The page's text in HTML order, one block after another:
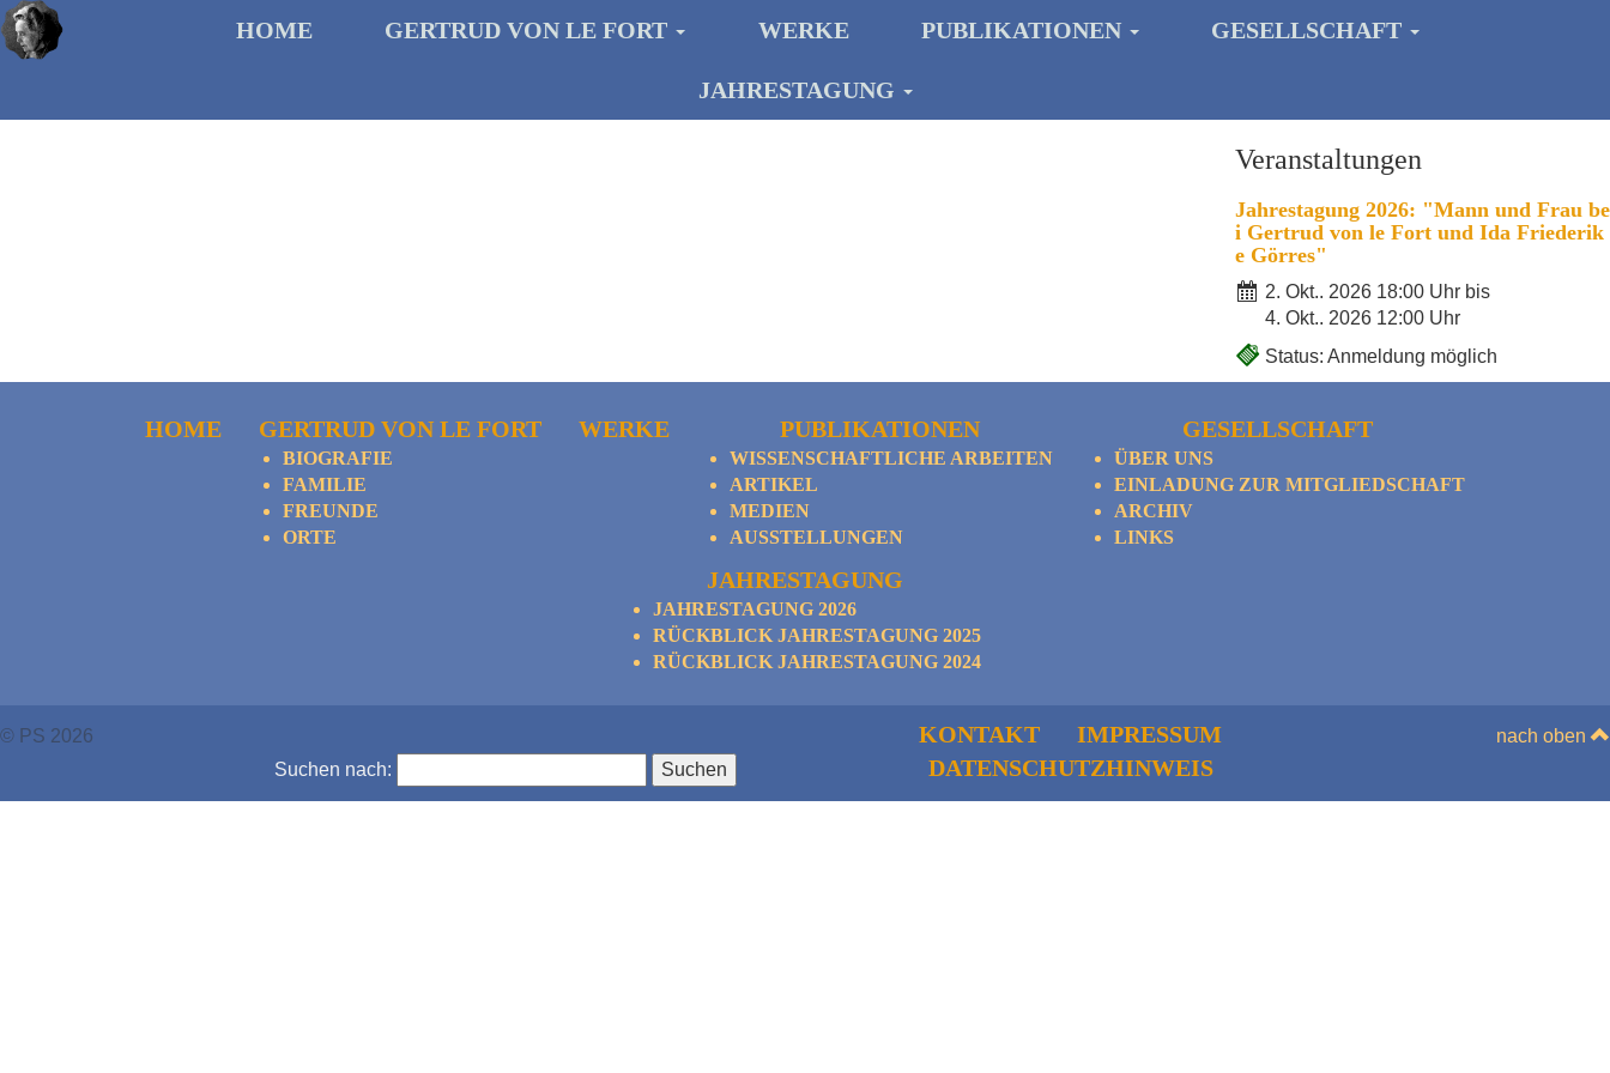
HOME GERTRUD VON LE FORT WERKE PUBLIKATIONEN GESELLSCHAFT
JAHRESTAGUNG
Veranstaltungen
Jahrestagung 2026: "Mann und Frau be
i Gertrud von le Fort und Ida Friederik
e Görres"
2. Okt.. 2026 18:00 Uhr bis
4. Okt.. 2026 12:00 Uhr
Status: Anmeldung möglich
HOME GERTRUD VON LE FORT
BIOGRAFIE
FAMILIE
FREUNDE
ORTE
WERKE PUBLIKATIONEN
WISSENSCHAFTLICHE ARBEITEN
ARTIKEL
MEDIEN
AUSSTELLUNGEN
GESELLSCHAFT
ÜBER UNS
EINLADUNG ZUR MITGLIEDSCHAFT
ARCHIV
LINKS
JAHRESTAGUNG
JAHRESTAGUNG 2026
RÜCKBLICK JAHRESTAGUNG 2025
RÜCKBLICK JAHRESTAGUNG 2024
© PS 2026
Suchen nach:
KONTAKT
IMPRESSUM
DATENSCHUTZHINWEIS
nach oben